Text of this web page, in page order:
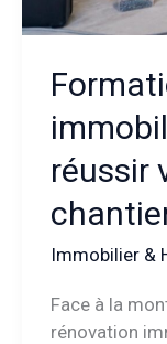
réussir
Immobilier &
Face à la
rénovation